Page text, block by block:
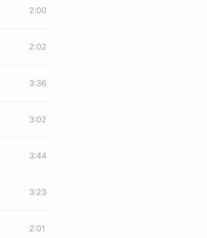
2:00
2:02
3:36
3:02
3:44
3:23
2:01